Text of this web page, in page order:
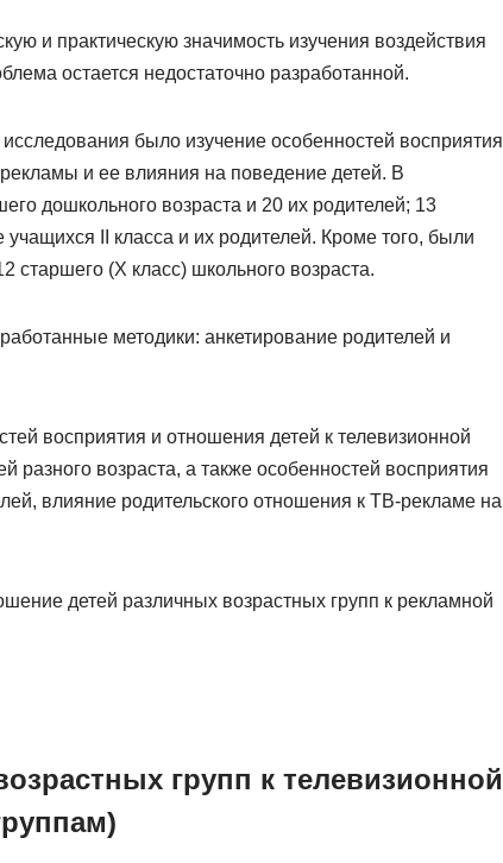
и практическую значимость изучения воздействия
остается недостаточно разработанной.
было изучение особенностей восприятия
и ее влияния на поведение детей. В
дошкольного возраста и 20 их родителей; 13
II класса и их родителей. Кроме того, были
старшего (X класс) школьного возраста.
методики: анкетирование родителей и
восприятия и отношения детей к телевизионной
разного возраста, а также особенностей восприятия
влияние родительского отношения к ТВ-рекламе на
детей различных возрастных групп к рекламной
групп к телевизионной